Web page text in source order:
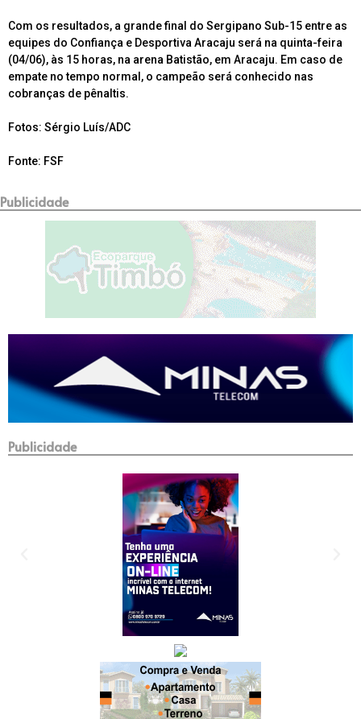
Com os resultados, a grande final do Sergipano Sub-15 entre as
equipes do Confiança e Desportiva Aracaju será na quinta-feira
(04/06), às 15 horas, na arena Batistão, em Aracaju. Em caso de
empate no tempo normal, o campeão será conhecido nas
cobranças de pênaltis.
Fotos: Sérgio Luís/ADC
Fonte: FSF
Publicidade
Publicidade